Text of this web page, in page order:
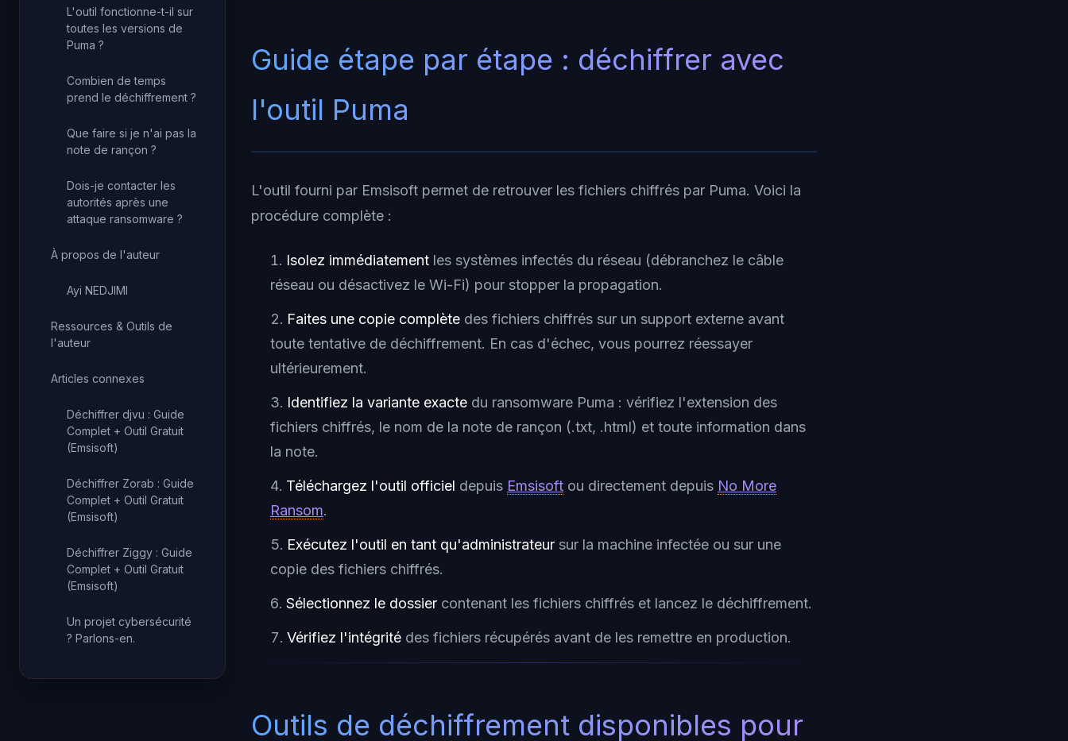
L'outil fonctionne-t-il sur
toutes les versions de
Puma ?
Combien de temps
prend le déchiffrement ?
Que faire si je n'ai pas la
note de rançon ?
Dois-je contacter les
autorités après une
attaque ransomware ?
À propos de l'auteur
Ayi NEDJIMI
Ressources & Outils de
l'auteur
Articles connexes
Déchiffrer djvu : Guide
Complet + Outil Gratuit
(Emsisoft)
Déchiffrer Zorab : Guide
Complet + Outil Gratuit
(Emsisoft)
Déchiffrer Ziggy : Guide
Complet + Outil Gratuit
(Emsisoft)
Un projet cybersécurité
? Parlons-en.
Guide étape par étape : déchiffrer avec
l'outil Puma
L'outil fourni par Emsisoft permet de retrouver les fichiers chiffrés par Puma. Voici la
procédure complète :
Isolez immédiatement les systèmes infectés du réseau (débranchez le câble
réseau ou désactivez le Wi-Fi) pour stopper la propagation.
Faites une copie complète des fichiers chiffrés sur un support externe avant
toute tentative de déchiffrement. En cas d'échec, vous pourrez réessayer
ultérieurement.
Identifiez la variante exacte du ransomware Puma : vérifiez l'extension des
fichiers chiffrés, le nom de la note de rançon (.txt, .html) et toute information dans
la note.
Téléchargez l'outil officiel depuis Emsisoft ou directement depuis No More
Ransom.
Exécutez l'outil en tant qu'administrateur sur la machine infectée ou sur une
copie des fichiers chiffrés.
Sélectionnez le dossier contenant les fichiers chiffrés et lancez le déchiffrement.
Vérifiez l'intégrité des fichiers récupérés avant de les remettre en production.
Outils de déchiffrement disponibles pour